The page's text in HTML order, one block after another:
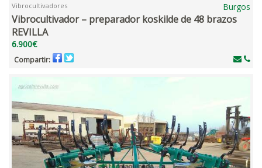
Vibrocultivadores Burgos
Vibrocultivador – preparador koskilde de 48 brazos
REVILLA
6.900€
Compartir: